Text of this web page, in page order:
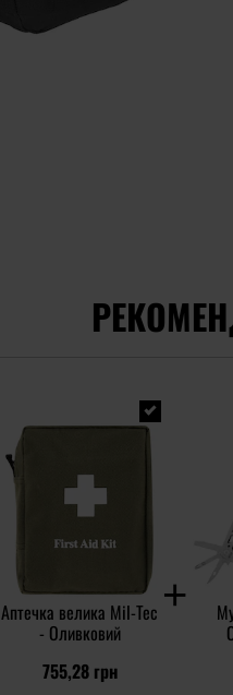
Аптечка велика Mil-Tec
- Оливковий
755,28 грн